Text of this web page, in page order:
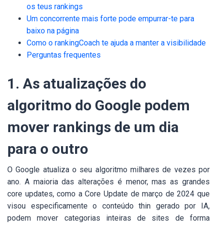
os teus rankings
Um concorrente mais forte pode empurrar-te para
baixo na página
Como o rankingCoach te ajuda a manter a visibilidade
Perguntas frequentes
1. As atualizações do
algoritmo do Google podem
mover rankings de um dia
para o outro
O Google atualiza o seu algoritmo milhares de vezes por
ano. A maioria das alterações é menor, mas as grandes
core updates, como a Core Update de março de 2024 que
visou especificamente o conteúdo thin gerado por IA,
podem mover categorias inteiras de sites de forma